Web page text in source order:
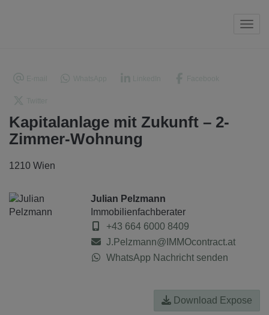
Kapitalanlage mit Zukunft – 2-
Zimmer-Wohnung
1210 Wien
Julian Pelzmann
Immobilienfachberater
+43 664 6000 8409
J.Pelzmann@IMMOcontract.at
WhatsApp Nachricht senden
Download Expose